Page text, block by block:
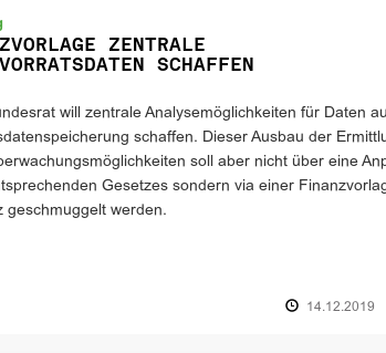
ZENTRALE
SCHAFFEN
will zentrale Analysemöglichkeiten für Daten
schaffen. Dieser Ausbau der
soll aber nicht über eine
Gesetzes sondern via einer
geschmuggelt werden.
14.12.2019